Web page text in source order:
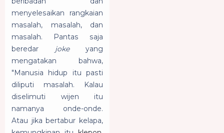
menyelesaikan rangkaian
masalah, masalah, dan
masalah. Pantas saja
beredar joke yang
mengatakan bahwa,
"Manusia hidup itu pasti
diliputi masalah. Kalau
diselimuti wijen itu
namanya onde-onde.
Atau jika bertabur kelapa,